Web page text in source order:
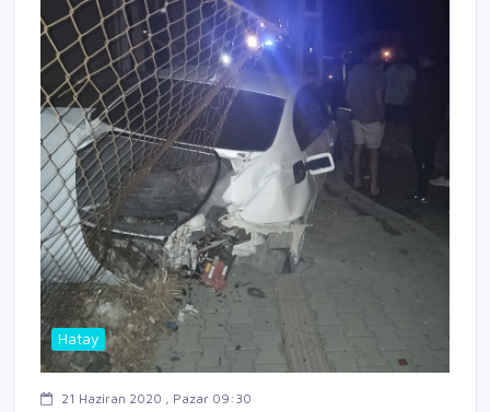
Hatay
21 Haziran 2020 , Pazar 09:30